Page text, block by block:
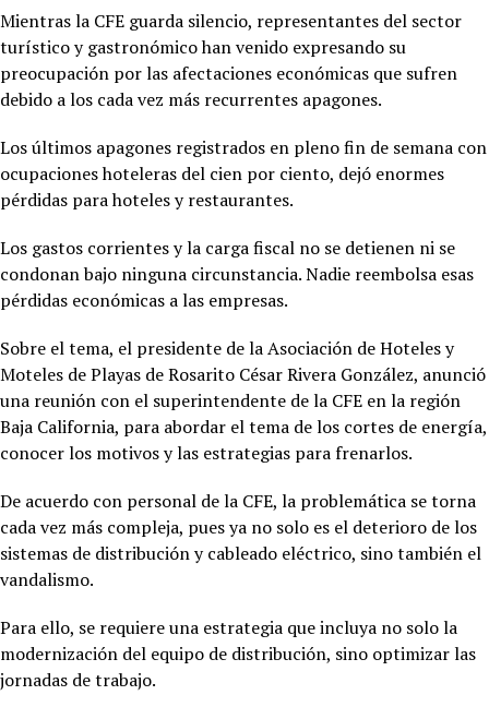
Mientras la CFE guarda silencio, representantes del sector
turístico y gastronómico han venido expresando su
preocupación por las afectaciones económicas que sufren
debido a los cada vez más recurrentes apagones.
Los últimos apagones registrados en pleno fin de semana con
ocupaciones hoteleras del cien por ciento, dejó enormes
pérdidas para hoteles y restaurantes.
Los gastos corrientes y la carga fiscal no se detienen ni se
condonan bajo ninguna circunstancia. Nadie reembolsa esas
pérdidas económicas a las empresas.
Sobre el tema, el presidente de la Asociación de Hoteles y
Moteles de Playas de Rosarito César Rivera González, anunció
una reunión con el superintendente de la CFE en la región
Baja California, para abordar el tema de los cortes de energía,
conocer los motivos y las estrategias para frenarlos.
De acuerdo con personal de la CFE, la problemática se torna
cada vez más compleja, pues ya no solo es el deterioro de los
sistemas de distribución y cableado eléctrico, sino también el
vandalismo.
Para ello, se requiere una estrategia que incluya no solo la
modernización del equipo de distribución, sino optimizar las
jornadas de trabajo.